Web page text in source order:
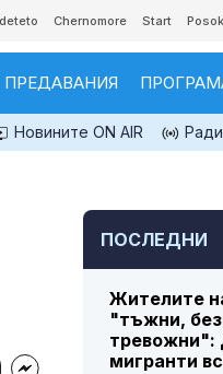
Chernomore Start
ПРЕДАВАНИЯ
Новините ON AIR
ПОСЛЕДНИ
Жителите
"тъжни,
тревожни":
мигранти